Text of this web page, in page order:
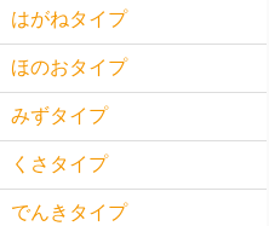
はがねタイプ
ほのおタイプ
みずタイプ
くさタイプ
でんきタイプ